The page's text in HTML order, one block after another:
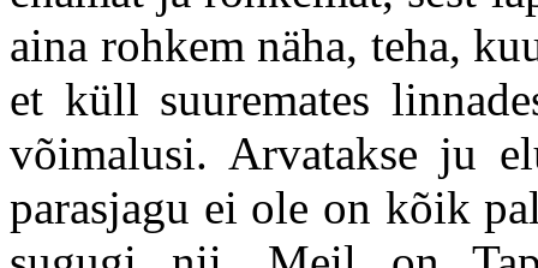
aina rohkem näha, teha,
et küll suuremates
võimalusi. Arvatakse ju
parasjagu ei ole on kõik